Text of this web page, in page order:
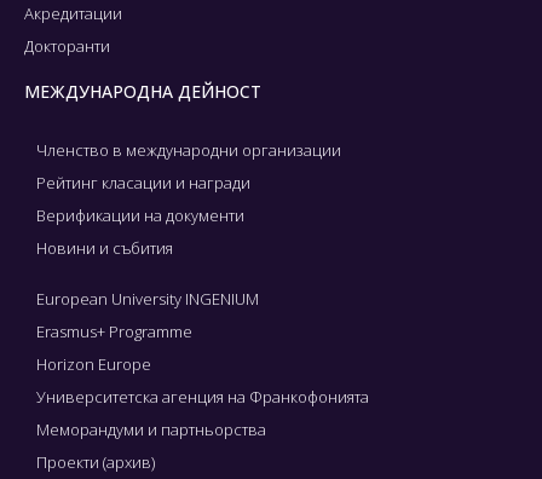
Акредитации
Докторанти
МЕЖДУНАРОДНА ДЕЙНОСТ
Членство в международни организации
Рейтинг класации и награди
Верификации на документи
Новини и събития
European University INGENIUM
Erasmus+ Programme
Horizon Europe
Университетска агенция на Франкофонията
Меморандуми и партньорства
Проекти (архив)